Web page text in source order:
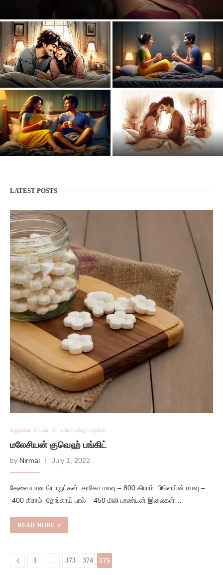
காஃபீன் காதல்☕❤️ 13 (இறுதி அத்தியாயம்)
காஃபீன் காதல்☕❤️ 12 காஃபீன் காதல்☕❤️ 11
காஃபீன் காதல்☕❤️ 10 காஃபீன் காதல்☕❤️ 9
LATEST POSTS
அறுசுவை அட்டில் சும்மா வந்து பாருங்க
மலேசியன் குவெஹ் பங்கிட்
by Nirmal July 1, 2022
தேவையான பொருட்கள் சாகோ மாவு – 800 கிராம் பிளெய்ன் மாவு –
400 கிராம் தேங்காய் பால் – 450 மிலி பாண்டன் இலைகள்…
READ MORE
1 373 374 375